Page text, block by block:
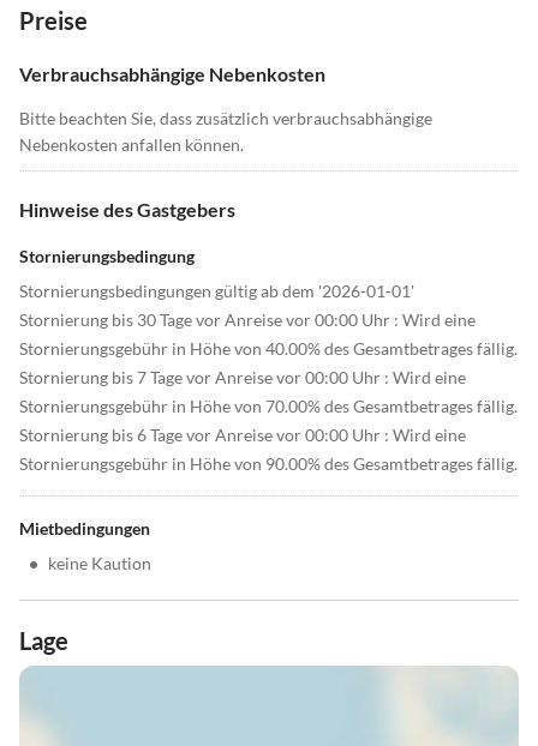
Preise
Verbrauchsabhängige Nebenkosten
Bitte beachten Sie, dass zusätzlich verbrauchsabhängige
Nebenkosten anfallen können.
Hinweise des Gastgebers
Stornierungsbedingung
Stornierungsbedingungen gültig ab dem '2026-01-01'
Stornierung bis 30 Tage vor Anreise vor 00:00 Uhr : Wird eine
Stornierungsgebühr in Höhe von 40.00% des Gesamtbetrages fällig.
Stornierung bis 7 Tage vor Anreise vor 00:00 Uhr : Wird eine
Stornierungsgebühr in Höhe von 70.00% des Gesamtbetrages fällig.
Stornierung bis 6 Tage vor Anreise vor 00:00 Uhr : Wird eine
Stornierungsgebühr in Höhe von 90.00% des Gesamtbetrages fällig.
Mietbedingungen
• keine Kaution
Lage